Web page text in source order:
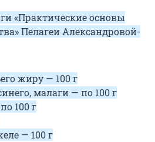
«Практические основы
Пелагеи Александровой-
жиру — 100 г
малаги — по 100 г
100 г
— 100 г